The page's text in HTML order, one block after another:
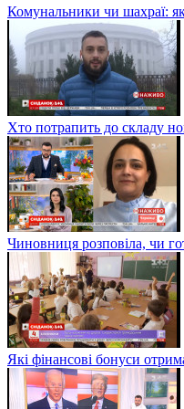
Комунальники чи шахраї: як
Хто потрапить до складу
Чиновниця розповіла, чи
Які фінансові бонуси